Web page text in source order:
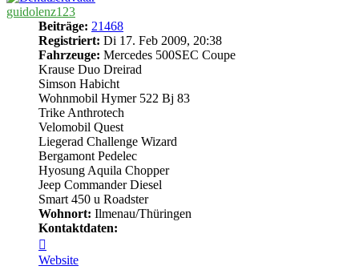
guidolenz123
Beiträge: 21468
Registriert: Di 17. Feb 2009, 20:38
Fahrzeuge: Mercedes 500SEC Coupe
Krause Duo Dreirad
Simson Habicht
Wohnmobil Hymer 522 Bj 83
Trike Anthrotech
Velomobil Quest
Liegerad Challenge Wizard
Bergamont Pedelec
Hyosung Aquila Chopper
Jeep Commander Diesel
Smart 450 u Roadster
Wohnort: Ilmenau/Thüringen
Kontaktdaten:
von
guidolenz123
Website